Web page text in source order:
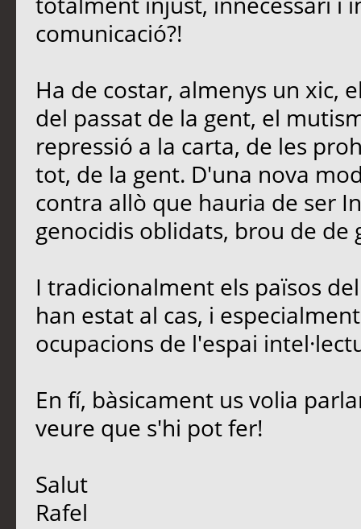
comunicació?!
Ha de costar, almenys un xic,
del passat de la gent, el
repressió a la carta, de les
tot, de la gent. D'una nova
contra allò que hauria de ser
genocidis oblidats, brou de de
I tradicionalment els països
han estat al cas, i
ocupacions de l'espai
En fí, bàsicament us volia
veure que s'hi pot fer!
Salut
Rafel